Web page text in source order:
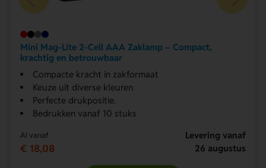
Mini Mag-Lite 2-Cell AAA Zaklamp – Compact,
krachtig en betrouwbaar
Compacte kracht in zakformaat
Keuze uit diverse kleuren
Perfecte drukpositie.
Bedrukken vanaf 10 stuks
Al vanaf
€ 18,08
Levering vanaf
26 augustus